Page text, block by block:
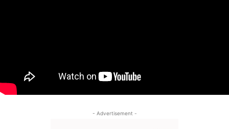
- Advertisement -